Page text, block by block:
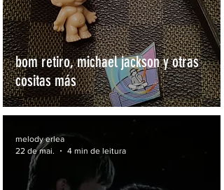
bom retiro, michael jackson y otras
cositas más
melody erlea
22 de mai.
4 min de leitura